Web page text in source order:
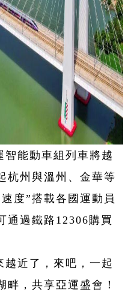
智能動車組列車將越
杭州與溫州、金華等
度”搭載各國運動員
通過鐵路12306購買
近了，來吧，一起
，共享亞運盛會！